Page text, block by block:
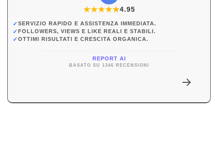
★★★★★
★4.95
✓SERVIZIO RAPIDO E ASSISTENZA IMMEDIATA.
✓FOLLOWERS, VIEWS E LIKE REALI E STABILI.
✓OTTIMI RISULTATI E CRESCITA ORGANICA.
REPORT AI
BASATO SU 1346 RECENSIONI